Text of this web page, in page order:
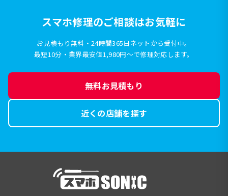
スマホ修理のご相談はお気軽に
お見積もり無料・24時間365日ネットから受付中。
最短10分・業界最安値1,980円〜で修理対応します。
無料お見積もり
近くの店舗を探す